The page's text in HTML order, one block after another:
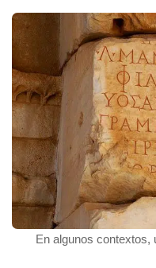
En algunos contextos,